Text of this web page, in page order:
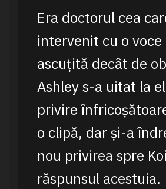
Era doctorul cea
intervenit cu o voce
ascuțită decât de
Ashley s-a uitat la
privire
o clipă, dar și-a
nou privirea spre
răspunsul acestuia.